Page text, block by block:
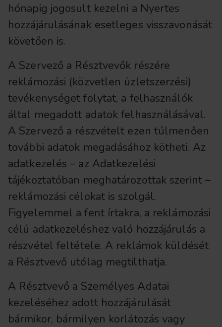
hónapig jogosult kezelni a Nyertes
hozzájárulásának esetleges visszavonását
követően is.
A Szervező a Résztvevők részére
reklámozási (közvetlen üzletszerzési)
tevékenységet folytat, a felhasználók
által megadott adatok felhasználásával.
A Szervező a részvételt ezen túlmenően
további adatok megadásához kötheti. Az
adatkezelés – az Adatkezelési
tájékoztatóban meghatározottak szerint –
reklámozási célokat is szolgál.
Figyelemmel a fent írtakra, a reklámozási
célú adatkezeléshez való hozzájárulás a
részvétel feltétele. A reklámok küldését
a Résztvevő utólag megtilthatja.
A Résztvevő a Személyes Adatai
kezeléséhez adott hozzájárulását
bármikor, bármilyen korlátozás vagy